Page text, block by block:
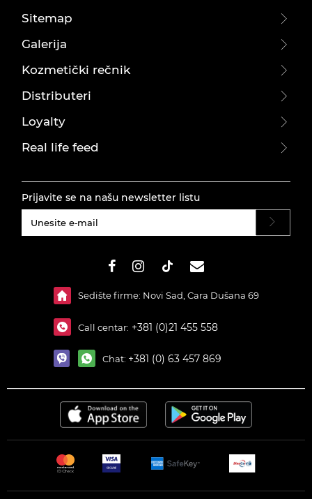
Sitemap
Galerija
Kozmetički rečnik
Distributeri
Loyalty
Real life feed
Prijavite se na našu newsletter listu
Sedište firme: Novi Sad, Cara Dušana 69
Call centar: +381 (0)21 455 558
Chat: +381 (0) 63 457 869